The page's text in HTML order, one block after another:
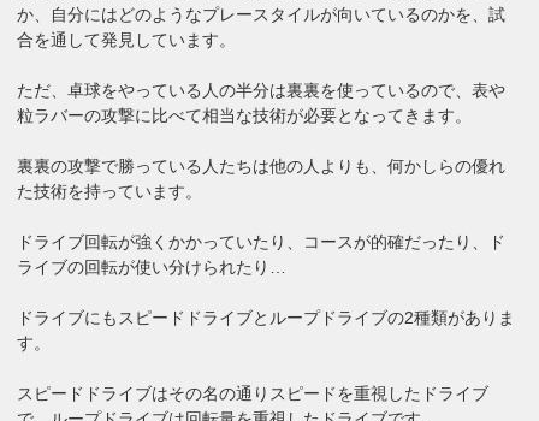
か、自分にはどのようなプレースタイルが向いているのかを、試
合を通して発見しています。
ただ、卓球をやっている人の半分は裏裏を使っているので、表や
粒ラバーの攻撃に比べて相当な技術が必要となってきます。
裏裏の攻撃で勝っている人たちは他の人よりも、何かしらの優れ
た技術を持っています。
ドライブ回転が強くかかっていたり、コースが的確だったり、ド
ライブの回転が使い分けられたり…
ドライブにもスピードドライブとループドライブの2種類がありま
す。
スピードドライブはその名の通りスピードを重視したドライブ